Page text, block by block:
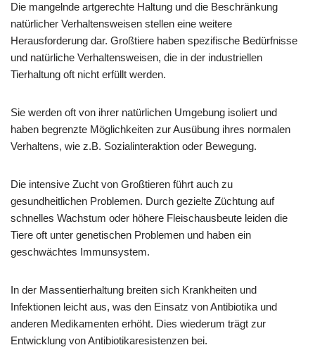
Die mangelnde artgerechte Haltung und die Beschränkung
natürlicher Verhaltensweisen stellen eine weitere
Herausforderung dar. Großtiere haben spezifische Bedürfnisse
und natürliche Verhaltensweisen, die in der industriellen
Tierhaltung oft nicht erfüllt werden.
Sie werden oft von ihrer natürlichen Umgebung isoliert und
haben begrenzte Möglichkeiten zur Ausübung ihres normalen
Verhaltens, wie z.B. Sozialinteraktion oder Bewegung.
Die intensive Zucht von Großtieren führt auch zu
gesundheitlichen Problemen. Durch gezielte Züchtung auf
schnelles Wachstum oder höhere Fleischausbeute leiden die
Tiere oft unter genetischen Problemen und haben ein
geschwächtes Immunsystem.
In der Massentierhaltung breiten sich Krankheiten und
Infektionen leicht aus, was den Einsatz von Antibiotika und
anderen Medikamenten erhöht. Dies wiederum trägt zur
Entwicklung von Antibiotikaresistenzen bei.